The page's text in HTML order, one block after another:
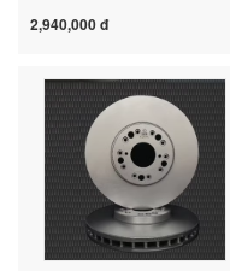
Tiger cải tiến đĩa phanh
đục lỗ
2,940,000 đ